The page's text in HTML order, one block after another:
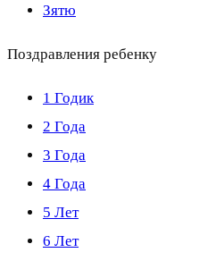
Зятю
Поздравления ребенку
1 Годик
2 Года
3 Года
4 Года
5 Лет
6 Лет